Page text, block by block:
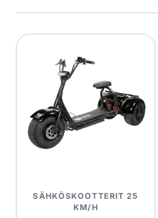
Yrityksille
Yhteystiedot
Varaa huolto
SÄHKÖSKOOTTERIT 25
KM/H